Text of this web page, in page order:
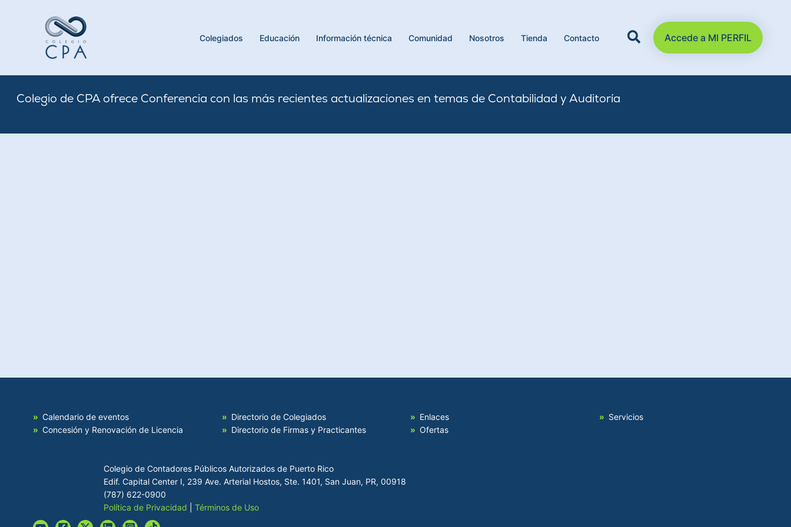
Colegiados Educación Información técnica Comunidad Nosotros Tienda Contacto Accede a MI PERFIL
Colegio de CPA ofrece Conferencia con las más recientes actualizaciones en temas de Contabilidad y Auditoría
Calendario de eventos
Concesión y Renovación de Licencia
Directorio de Colegiados
Directorio de Firmas y Practicantes
Enlaces
Ofertas
Servicios
Colegio de Contadores Públicos Autorizados de Puerto Rico
Edif. Capital Center I, 239 Ave. Arterial Hostos, Ste. 1401, San Juan, PR, 00918
(787) 622-0900
Política de Privacidad
Términos de Uso